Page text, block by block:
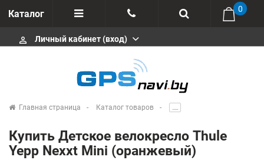
Каталог
Отзывы
+375 291646666
msa333
info@gpsnavi.by
0
perm_identity Личный кабинет (вход)
Главная страница Каталог товаров .....
Купить Детское велокресло Thule
Yepp Nexxt Mini (оранжевый)